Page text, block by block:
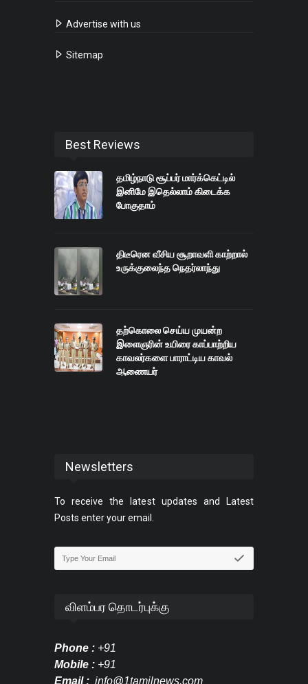
Advertise with us
Sitemap
Best Reviews
தமிழ்நாடு சூப்பர் மார்க்கெட்டில்
இனிமே இதெல்லாம் கிடைக்க
போகுதாம்
திடீரென வீசிய சூறாவளி காற்றால்
உருக்குலைந்த நெதர்லாந்து
தற்கொலை செய்ய முயன்ற
இளைஞரின் உயிரை காப்பாற்றிய
காவலர்களை பாராட்டிய காவல்
ஆணையர்
Newsletters
To receive the latest updates and Latest
Posts enter your email.
விளம்பர தொடர்புக்கு
Phone : +91
Mobile : +91
Email : info@1tamilnews.com